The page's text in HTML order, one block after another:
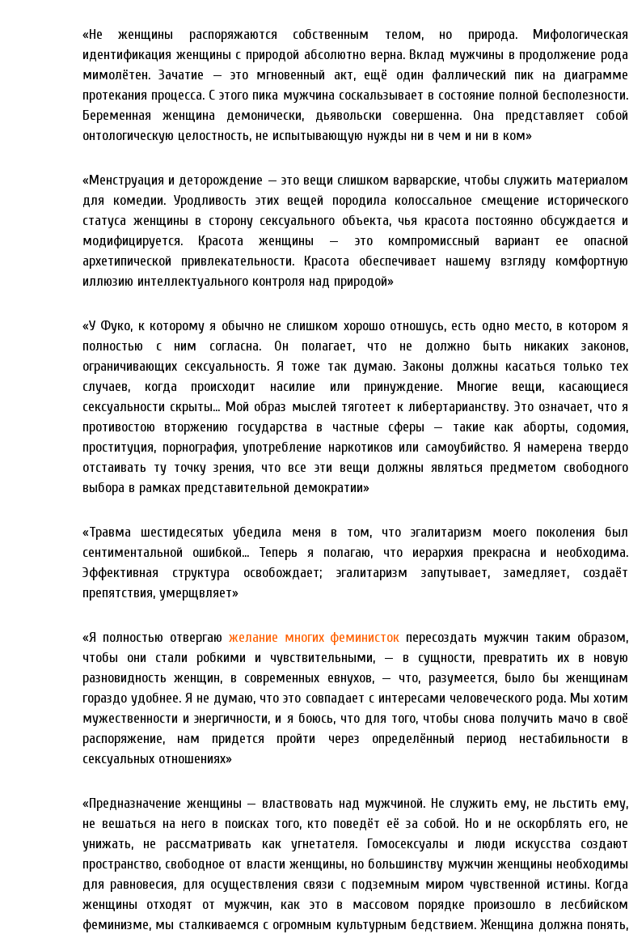
«Не женщины распоряжаются собственным телом, но природа. Мифологическая
идентификация женщины с природой абсолютно верна. Вклад мужчины в продолжение рода
мимолётен. Зачатие — это мгновенный акт, ещё один фаллический пик на диаграмме
протекания процесса. С этого пика мужчина соскальзывает в состояние полной бесполезности.
Беременная женщина демонически, дьявольски совершенна. Она представляет собой
онтологическую целостность, не испытывающую нужды ни в чем и ни в ком»
«Менструация и деторождение — это вещи слишком варварские, чтобы служить материалом
для комедии. Уродливость этих вещей породила колоссальное смещение исторического
статуса женщины в сторону сексуального объекта, чья красота постоянно обсуждается и
модифицируется. Красота женщины — это компромиссный вариант ее опасной
архетипической привлекательности. Красота обеспечивает нашему взгляду комфортную
иллюзию интеллектуального контроля над природой»
«У Фуко, к которому я обычно не слишком хорошо отношусь, есть одно место, в котором я
полностью с ним согласна. Он полагает, что не должно быть никаких законов,
ограничивающих сексуальность. Я тоже так думаю. Законы должны касаться только тех
случаев, когда происходит насилие или принуждение. Многие вещи, касающиеся
сексуальности скрыты… Мой образ мыслей тяготеет к либертарианству. Это означает, что я
противостою вторжению государства в частные сферы — такие как аборты, содомия,
проституция, порнография, употребление наркотиков или самоубийство. Я намерена твердо
отстаивать ту точку зрения, что все эти вещи должны являться предметом свободного
выбора в рамках представительной демократии»
«Травма шестидесятых убедила меня в том, что эгалитаризм моего поколения был
сентиментальной ошибкой… Теперь я полагаю, что иерархия прекрасна и необходима.
Эффективная структура освобождает; эгалитаризм запутывает, замедляет, создаёт
препятствия, умерщвляет»
«Я полностью отвергаю желание многих феминисток пересоздать мужчин таким образом,
чтобы они стали робкими и чувствительными, — в сущности, превратить их в новую
разновидность женщин, в современных евнухов, — что, разумеется, было бы женщинам
гораздо удобнее. Я не думаю, что это совпадает с интересами человеческого рода. Мы хотим
мужественности и энергичности, и я боюсь, что для того, чтобы снова получить мачо в своё
распоряжение, нам придется пройти через определённый период нестабильности в
сексуальных отношениях»
«Предназначение женщины — властвовать над мужчиной. Не служить ему, не льстить ему,
не вешаться на него в поисках того, кто поведёт её за собой. Но и не оскорблять его, не
унижать, не рассматривать как угнетателя. Гомосексуалы и люди искусства создают
пространство, свободное от власти женщины, но большинству мужчин женщины необходимы
для равновесия, для осуществления связи с подземным миром чувственной истины. Когда
женщины отходят от мужчин, как это в массовом порядке произошло в лесбийском
феминизме, мы сталкиваемся с огромным культурным бедствием. Женщина должна понять,